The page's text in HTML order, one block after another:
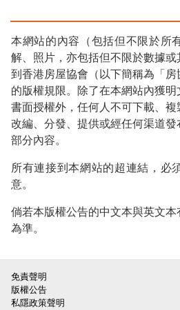
本網站的內容（包括但不限於所
解、照片，亦包括但不限於數據
到香港房屋協會（以下簡稱為「
的版權規限。除了在本網站內獲
書面授權外，任何人不可下載、複
改編、分發、提供或經任何渠道
部分內容。
所有連接到本網站的超連結，必
意。
倘若本版權公告的中文本與英文
為準。
免責聲明
版權公告
私隱政策聲明